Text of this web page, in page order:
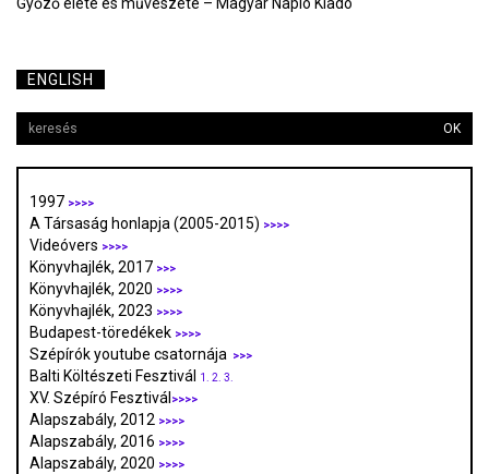
Győző élete és művészete – Magyar Napló Kiadó
ENGLISH
OK
1997 >>>>
A Társaság honlapja (2005-2015) >>>>
Videóvers >>>>
Könyvhajlék, 2017 >>>
Könyvhajlék, 2020 >>>>
Könyvhajlék, 2023 >>>>
Budapest-töredékek >>>>
Szépírók youtube csatornája >>>
Balti Költészeti Fesztivál 1. 2. 3.
XV. Szépíró Fesztivál >>>>
Alapszabály, 2012 >>>>
Alapszabály, 2016 >>>>
Alapszabály, 2020 >>>>